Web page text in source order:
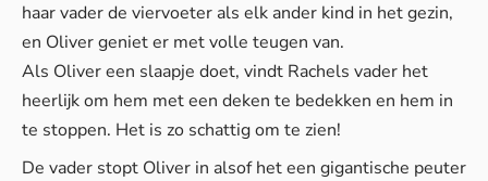
haar vader de viervoeter als elk ander kind in het gezin,
en Oliver geniet er met volle teugen van.
Als Oliver een slaapje doet, vindt Rachels vader het
heerlijk om hem met een deken te bedekken en hem in
te stoppen. Het is zo schattig om te zien!
De vader stopt Oliver in alsof het een gigantische peuter